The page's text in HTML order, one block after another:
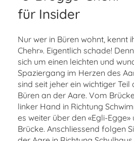
für Insider
Nur wer in Büren wohnt, kennt
Chehr». Eigentlich schade!
sich um einen leichten und
Spaziergang im Herzen des
sind seit jeher ein wichtiger
Büren an der Aare. Vom
linker Hand in Richtung
es weiter über den «Egli-
Brücke. Anschliessend folgen